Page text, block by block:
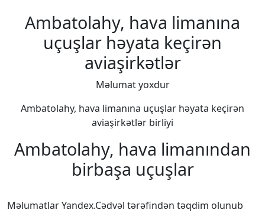
Ambatolahy, hava limanına
uçuşlar həyata keçirən
aviaşirkətlər
Məlumat yoxdur
Ambatolahy, hava limanına uçuşlar həyata keçirən
aviaşirkətlər birliyi
Ambatolahy, hava limanından
birbaşa uçuşlar
Məlumatlar Yandex.Cədvəl tərəfindən təqdim olunub